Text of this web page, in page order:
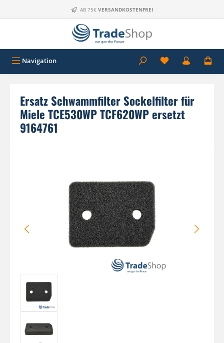
Zum Hauptinhalt springenAB 75€ VERSANDKOSTENFREI
Navigation
Ersatz Schwammfilter Sockelfilter für
Miele TCE530WP TCF620WP ersetzt
9164761